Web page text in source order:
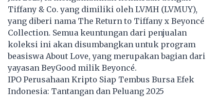
Tiffany & Co. yang dimiliki oleh LVMH (LVMUY),
yang diberi nama The Return to Tiffany x Beyoncé
Collection. Semua keuntungan dari penjualan
koleksi ini akan disumbangkan untuk program
beasiswa About Love, yang merupakan bagian dari
yayasan BeyGood milik Beyoncé.
IPO Perusahaan Kripto Siap Tembus Bursa Efek
Indonesia: Tantangan dan Peluang 2025